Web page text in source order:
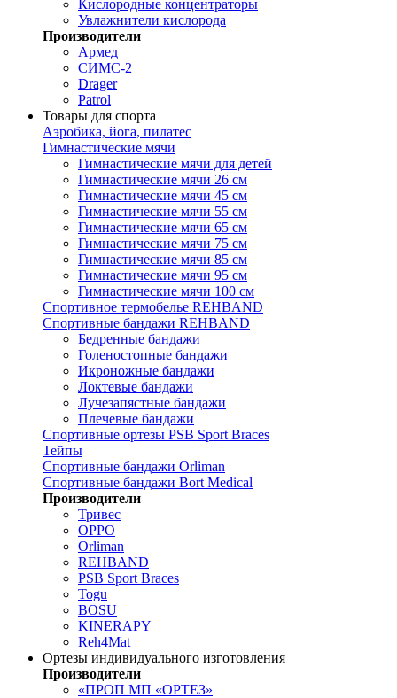
Кислородные концентраторы
Увлажнители кислорода
Производители
Армед
СИМС-2
Drager
Patrol
Товары для спорта
Аэробика, йога, пилатес
Гимнастические мячи
Гимнастические мячи для детей
Гимнастические мячи 26 см
Гимнастические мячи 45 см
Гимнастические мячи 55 см
Гимнастические мячи 65 см
Гимнастические мячи 75 см
Гимнастические мячи 85 см
Гимнастические мячи 95 см
Гимнастические мячи 100 см
Спортивное термобелье REHBAND
Спортивные бандажи REHBAND
Бедренные бандажи
Голеностопные бандажи
Икроножные бандажи
Локтевые бандажи
Лучезапястные бандажи
Плечевые бандажи
Спортивные ортезы PSB Sport Braces
Тейпы
Спортивные бандажи Orliman
Спортивные бандажи Bort Medical
Производители
Тривес
OPPO
Orliman
REHBAND
PSB Sport Braces
Togu
BOSU
KINERAPY
Reh4Mat
Ортезы индивидуального изготовления
Производители
«ПРОП МП «ОРТЕЗ»